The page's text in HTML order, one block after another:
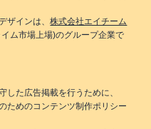
ザインは、株式会社エイチーム
ム市場上場)のグループ企業で
した広告掲載を行うために、
ためのコンテンツ制作ポリシー